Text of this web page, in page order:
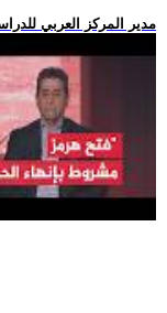
.. مدير المركز العربي